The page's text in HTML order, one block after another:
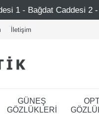
Caddesi 2 - Nişantaşı –
İletişim
GÜNEŞ
GÖZLÜKLERİ